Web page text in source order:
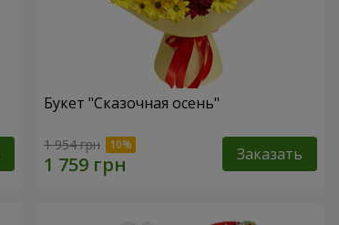
Букет "Сказочная осень"
1 954 грн Заказать